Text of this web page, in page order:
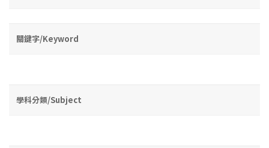
關鍵字/Keyword
學科分類/Subject